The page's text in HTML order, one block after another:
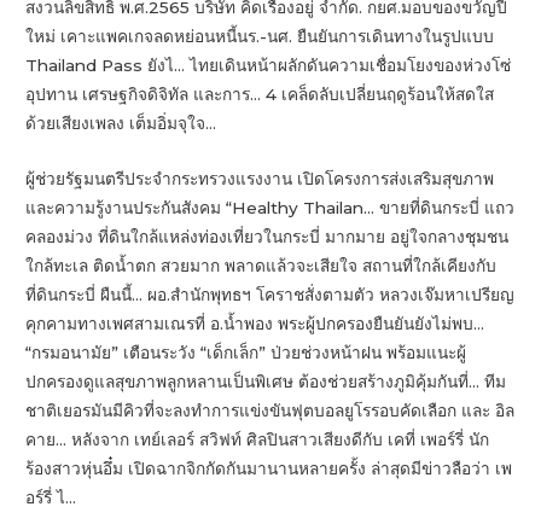
สงวนลิขสิทธิ์ พ.ศ.2565 บริษัท คิดเรื่องอยู่ จำกัด. กยศ.มอบของขวัญปี
ใหม่ เคาะแพคเกจลดหย่อนหนี้นร.-นศ. ยืนยันการเดินทางในรูปแบบ
Thailand Pass ยังไ… ไทยเดินหน้าผลักดันความเชื่อมโยงของห่วงโซ่
อุปทาน เศรษฐกิจดิจิทัล และการ… 4 เคล็ดลับเปลี่ยนฤดูร้อนให้สดใส
ด้วยเสียงเพลง เต็มอิ่มจุใจ…
ผู้ช่วยรัฐมนตรีประจำกระทรวงแรงงาน เปิดโครงการส่งเสริมสุขภาพ
และความรู้งานประกันสังคม “Healthy Thailan… ขายที่ดินกระบี่ แถว
คลองม่วง ที่ดินใกล้แหล่งท่องเที่ยวในกระบี่ มากมาย อยู่ใจกลางชุมชน
ใกล้ทะเล ติดน้ำตก สวยมาก พลาดแล้วจะเสียใจ สถานที่ใกล้เคียงกับ
ที่ดินกระบี่ ผืนนี้… ผอ.สำนักพุทธฯ โคราชสั่งตามตัว หลวงเจ๊มหาเปรียญ
คุกคามทางเพศสามเณรที่ อ.น้ำพอง พระผู้ปกครองยืนยันยังไม่พบ…
“กรมอนามัย” เตือนระวัง “เด็กเล็ก” ป่วยช่วงหน้าฝน พร้อมแนะผู้
ปกครองดูแลสุขภาพลูกหลานเป็นพิเศษ ต้องช่วยสร้างภูมิคุ้มกันที่… ทีม
ชาติเยอรมันมีคิวที่จะลงทำการแข่งขันฟุตบอลยูโรรอบคัดเลือก และ อิล
คาย… หลังจาก เทย์เลอร์ สวิฟท์ ศิลปินสาวเสียงดีกับ เคที่ เพอร์รี่ นัก
ร้องสาวหุ่นอึ๋ม เปิดฉากจิกกัดกันมานานหลายครั้ง ล่าสุดมีข่าวลือว่า เพ
อร์รี่ ไ…